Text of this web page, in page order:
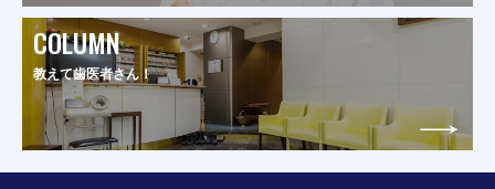
COLUMN
教えて歯医者さん！